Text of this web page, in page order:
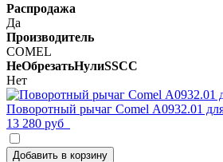
Распродажа
Да
Производитель
COMEL
НеОбрезатьНулиSSCC
Нет
Поворотный рычаг Comel А0932.01
13 280 руб
Добавить в корзину